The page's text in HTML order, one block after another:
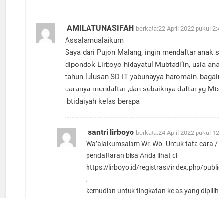
AMILATUNASIFAH berkata:22 April 2022 pukul
Assalamualaikum
Saya dari Pujon Malang, ingin mendaftar anak
dipondok Lirboyo hidayatul Mubtadi’in, usia
tahun lulusan SD IT yabunayya haromain,
caranya mendaftar ,dan sebaiknya daftar yg
ibtidaiyah kelas berapa
santri lirboyo berkata:24 April 2022 pukul
Wa’alaikumsalam Wr. Wb. Untuk tata cara
pendaftaran bisa Anda lihat di
https://lirboyo.id/registrasi/index.php/
,
kemudian untuk tingkatan kelas yang